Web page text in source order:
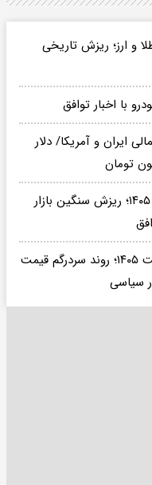
و ارز؛ ریزش تاریخی
با اخبار توافق
ایران و آمریکا/ دلار
قیمت دلار، طلا و سکه ۳ خردادماه ۱۴۰۵؛ ریزش سنگین بازار
قیمت دلار، طلا و سکه ۲۴ اردیبهشت ۱۴۰۵؛ روند سردرگم قیمت
سیاسی